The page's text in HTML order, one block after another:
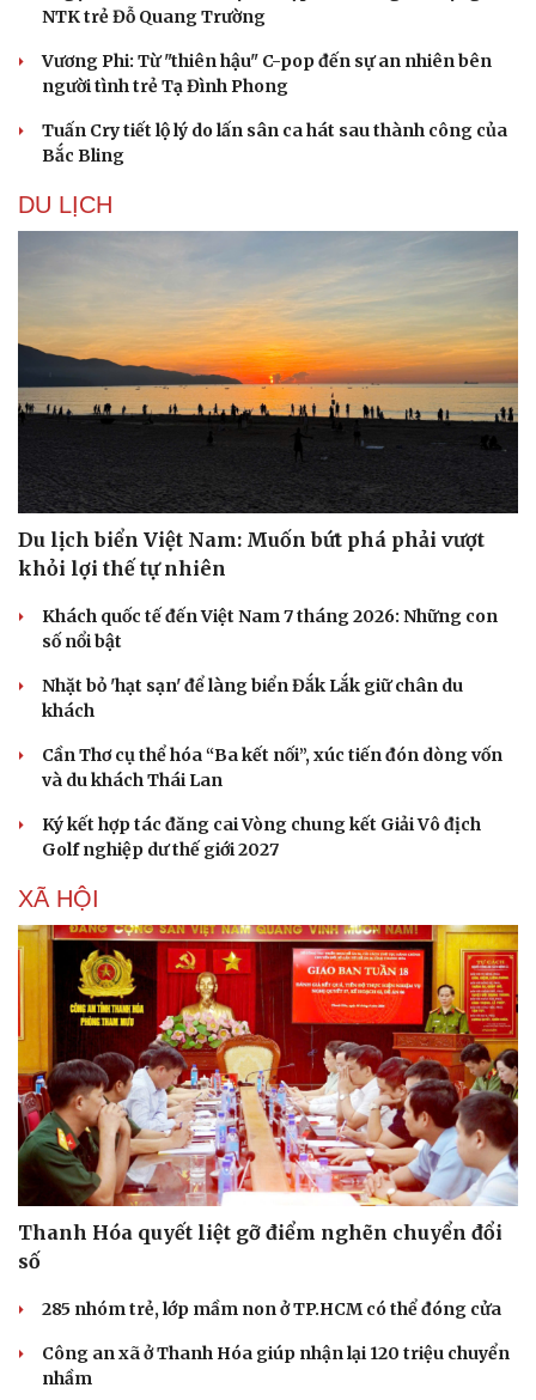
Du lịch
Tư vấn
Săn Tour
check-in
Podcast
Câu chuyện thời sự
Đọc truyện đêm khuya
Cửa sổ tình yêu
Kể chuyện cho bé
Hạt giống tâm hồn
NTK trẻ Đỗ Quang Trường
Vương Phi: Từ "thiên hậu" C-pop đến sự an nhiên bên
người tình trẻ Tạ Đình Phong
Tuấn Cry tiết lộ lý do lấn sân ca hát sau thành công của
Bắc Bling
DU LỊCH
Du lịch biển Việt Nam: Muốn bứt phá phải vượt
khỏi lợi thế tự nhiên
Khách quốc tế đến Việt Nam 7 tháng 2026: Những con
số nổi bật
Nhặt bỏ 'hạt sạn' để làng biển Đắk Lắk giữ chân du
khách
Cần Thơ cụ thể hóa “Ba kết nối”, xúc tiến đón dòng vốn
và du khách Thái Lan
Ký kết hợp tác đăng cai Vòng chung kết Giải Vô địch
Golf nghiệp dư thế giới 2027
XÃ HỘI
Thanh Hóa quyết liệt gỡ điểm nghẽn chuyển đổi
số
285 nhóm trẻ, lớp mầm non ở TP.HCM có thể đóng cửa
Công an xã ở Thanh Hóa giúp nhận lại 120 triệu chuyển
nhầm